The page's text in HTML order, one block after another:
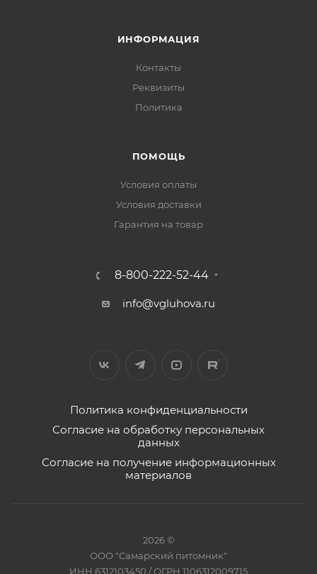
ИНФОРМАЦИЯ
Контакты
Реквизиты
Политика
ПОМОЩЬ
Условия оплаты
Условия доставки
Гарантия на товар
8-800-222-52-44
info@vgluhova.ru
Политика конфиденциальности
Согласие на обработку персональных
данных
Согласие на получение информационных
материалов
2026 ©
ООО "Самарский питомник"
ИНН 6312103450 / ОГРН 1106312009715